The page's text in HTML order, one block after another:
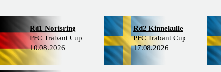
Rd1 Norisring
PFC Trabant Cup
10.08.2026
Rd2 Kinnekulle
PFC Trabant Cup
17.08.2026